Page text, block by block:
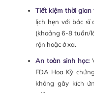
Tiết kiệm thời gian
lịch hẹn với bác sĩ
(khoảng 6-8 tuần/
rộn hoặc ở xa.
An toàn sinh học:
FDA Hoa Kỳ
không gây kích